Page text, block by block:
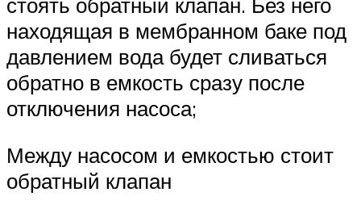
находящая в мембранном баке под
давлением вода будет сливаться
обратно в емкость сразу после
отключения насоса;
Между насосом и емкостью стоит
обратный клапан